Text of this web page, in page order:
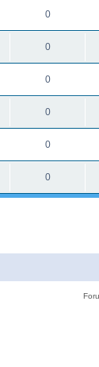
0
0
0
0
0
0